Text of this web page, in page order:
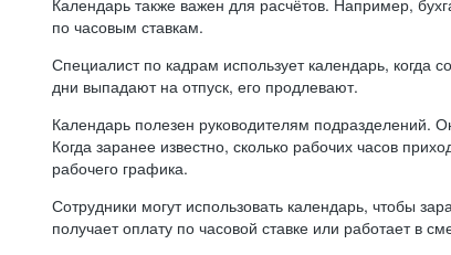
Календарь также важен для расчётов. Например,
по часовым ставкам.
Специалист по кадрам использует календарь, когда
дни выпадают на отпуск, его продлевают.
Календарь полезен руководителям подразделений.
Когда заранее известно, сколько рабочих часов
рабочего графика.
Сотрудники могут использовать календарь, чтобы
получает оплату по часовой ставке или работает в